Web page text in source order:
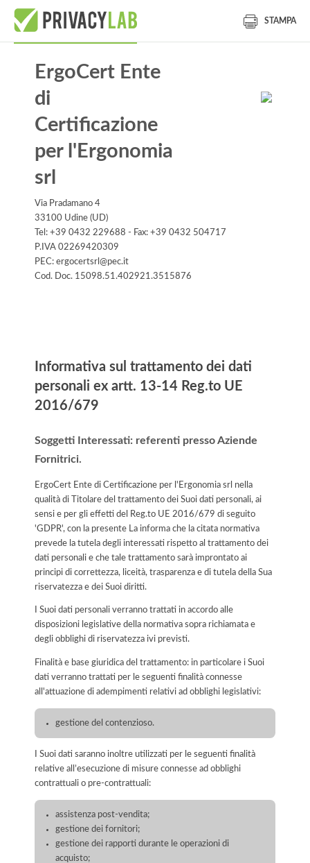
STAMPA
ErgoCert Ente
di
Certificazione
per l'Ergonomia
srl
Via Pradamano 4
33100 Udine (UD)
Tel: +39 0432 229688 - Fax: +39 0432 504717
P.IVA 02269420309
PEC: ergocertsrl@pec.it
Cod. Doc. 15098.51.402921.3515876
Informativa sul trattamento dei dati
personali ex artt. 13-14 Reg.to UE
2016/679
Soggetti Interessati: referenti presso Aziende
Fornitrici.
ErgoCert Ente di Certificazione per l'Ergonomia srl nella
qualità di Titolare del trattamento dei Suoi dati personali, ai
sensi e per gli effetti del Reg.to UE 2016/679 di seguito
'GDPR', con la presente La informa che la citata normativa
prevede la tutela degli interessati rispetto al trattamento dei
dati personali e che tale trattamento sarà improntato ai
principi di correttezza, liceità, trasparenza e di tutela della Sua
riservatezza e dei Suoi diritti.
I Suoi dati personali verranno trattati in accordo alle
disposizioni legislative della normativa sopra richiamata e
degli obblighi di riservatezza ivi previsti.
Finalità e base giuridica del trattamento: in particolare i Suoi
dati verranno trattati per le seguenti finalità connesse
all'attuazione di adempimenti relativi ad obblighi legislativi:
gestione del contenzioso.
I Suoi dati saranno inoltre utilizzati per le seguenti finalità
relative all’esecuzione di misure connesse ad obblighi
contrattuali o pre-contrattuali:
assistenza post-vendita;
gestione dei fornitori;
gestione dei rapporti durante le operazioni di
acquisto;